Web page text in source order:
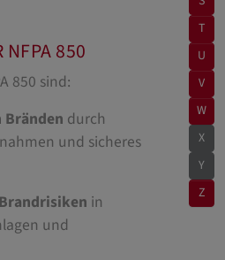
NFPA 850
850 sind:
durch
und sicheres
in
und
T
U
V
W
X
Y
Z